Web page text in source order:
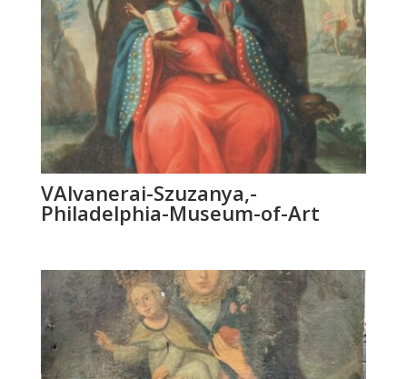
VAlvanerai-Szuzanya,-
Philadelphia-Museum-of-Art